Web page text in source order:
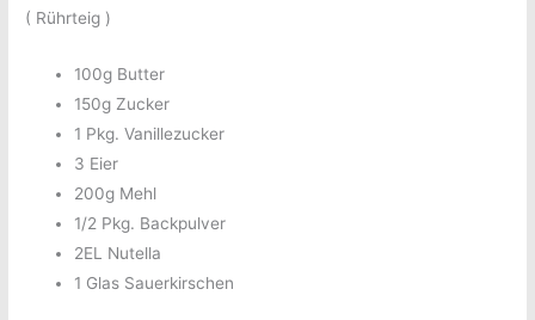
( Rührteig )
100g Butter
150g Zucker
1 Pkg. Vanillezucker
3 Eier
200g Mehl
1/2 Pkg. Backpulver
2EL Nutella
1 Glas Sauerkirschen